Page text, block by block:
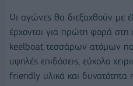
Οι αγώνες θα διεξαχθούν με
έρχονται για πρώτη φορά στη
keelboat τεσσάρων ατόμων
υψηλές επιδόσεις, εύκολο
friendly υλικά και δυνατότητα